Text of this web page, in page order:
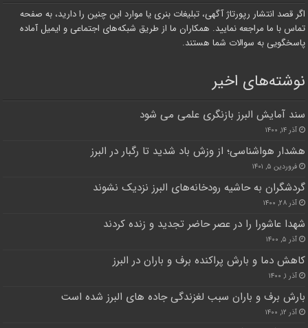
اگر قصد انتشار رپورتاژ آگهی، تبلیغات بنری یا موارد این چنین را دارید، به صفحه
تماس با ما مراجعه نمایید. همکاران ما از طریق شبکه‌های اجتماعی و ایمیل آماده
پاسخگویی به سوالات شما هستند.
نوشته‌های اخیر
سند آمایش البرز بازنگری علمی می شود
آذر ۱۴, ۱۴۰۰
هشدار هواشناسی؛ از وزش باد شدید تا رگبار در البرز
فروردین ۵, ۱۴۰۱
گردشگران به حاشیه رودخانه‌های البرز نزدیک نشوند
آذر ۲۸, ۱۴۰۰
شهدا عاشورا را در عصر حاضر تجدید و زنده کردند
آذر ۵, ۱۴۰۰
کاهش دما و بارش پراکنده برف و باران در البرز
آذر ۱, ۱۴۰۰
بارش برف و باران سبب لغزندگی جاده های البرز شده است
آذر ۱۲, ۱۴۰۰